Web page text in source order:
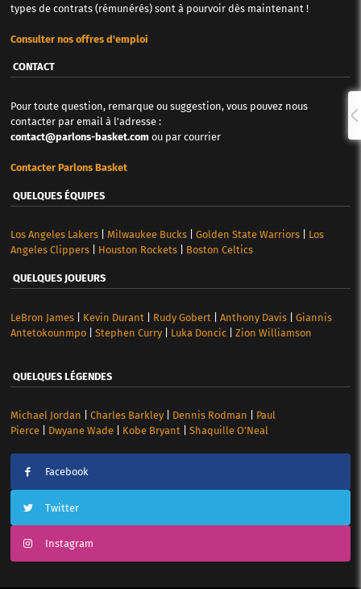
types de contrats (rémunérés) sont à pourvoir dès maintenant !
Consulter nos offres d'emploi
CONTACT
Pour toute question, remarque ou suggestion, vous pouvez nous
contacter par email à l'adresse :
contact@parlons-basket.com ou par courrier
Contacter Parlons Basket
QUELQUES ÉQUIPES
Los Angeles Lakers| Milwaukee Bucks| Golden State Warriors| Los
Angeles Clippers| Houston Rockets| Boston Celtics
QUELQUES JOUEURS
LeBron James| Kevin Durant Rudy Gobert Anthony Davis| Giannis
Antetokounmpo| Stephen Curry| Luka Doncic| Zion Williamson
QUELQUES LÉGENDES
Michael Jordan Charles Barkley| Dennis Rodman
Paul
Pierce| Dwyane Wade| Kobe Bryant| Shaquille O’Neal
Facebook
Twitter
Instagram